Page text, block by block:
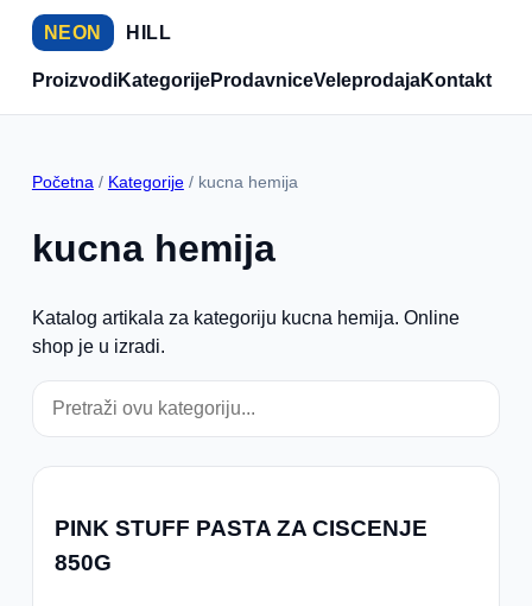
NEON HILL
ProizvodiKategorijeProdavniceVeleprodajaKontakt
Početna / Kategorije/ kucna hemija
kucna hemija
Katalog artikala za kategoriju kucna hemija. Online
shop je u izradi.
PINK STUFF PASTA ZA CISCENJE
850G